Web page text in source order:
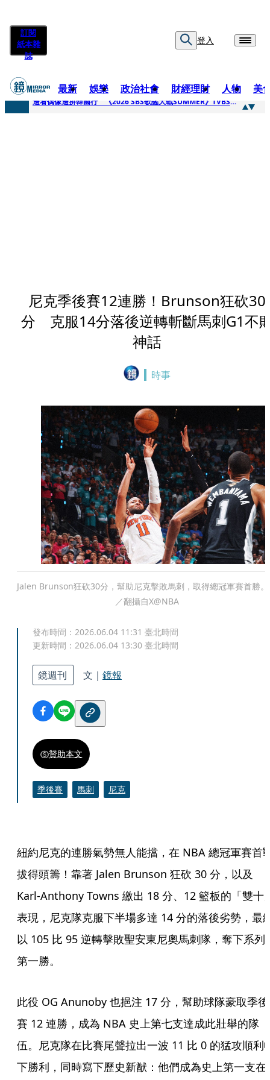
訂閱
紙本雜
誌
登入
最新 娛樂 政治社會 財經理財 人物 美
快訊
邊看偶像邊拚韓國行 《2026 SBS歌謠大戰SUMMER》TVBS直播祭追星福利
尼克季後賽12連勝！Brunson狂砍30
分 克服14分落後逆轉斬斷馬刺G1不
神話
時事
Jalen Brunson狂砍30分，幫助尼克擊敗馬刺，取得總冠軍賽首勝
／翻攝自X@NBA
發布時間： 2026.06.04 11:31 臺北時間
更新時間： 2026.06.04 13:30 臺北時間
鏡週刊 文｜ 鏡報
贊助本文
季後賽 馬刺 尼克
紐約尼克的連勝氣勢無人能擋，在 NBA 總冠軍賽首
拔得頭籌！靠著 Jalen Brunson 狂砍 30 分，以及
Karl-Anthony Towns 繳出 18 分、12 籃板的「雙十
表現，尼克隊克服下半場多達 14 分的落後劣勢，最
以 105 比 95 逆轉擊敗聖安東尼奧馬刺隊，奪下系列
第一勝。
此役 OG Anunoby 也挹注 17 分，幫助球隊豪取季後
賽 12 連勝，成為 NBA 史上第七支達成此壯舉的隊
伍。尼克隊在比賽尾聲拉出一波 11 比 0 的猛攻順利
下勝利，同時寫下歷史新猷：他們成為史上第一支在